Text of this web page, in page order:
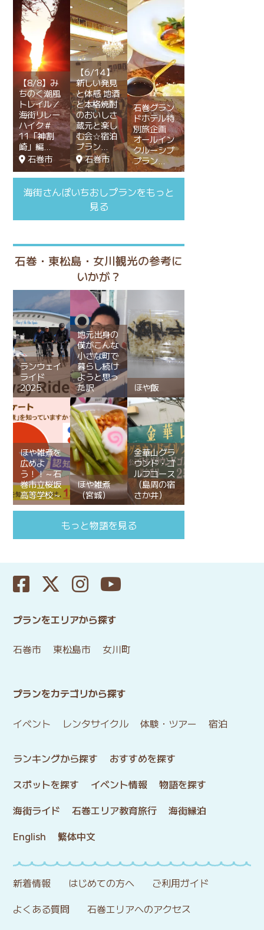
【8/8】み
ちのく潮風
トレイル／
海街リレー
ハイク＃
11「神割
崎」編
石巻市
【6/14】
新しい発見
と体感 地酒
と本格焼酎
のおいしさ
蔵元と楽し
む会☆宿泊
プラン
石巻市
石巻グラン
ドホテル特
別旅企画
オールイン
クルーシブ
プラン
海街さんぽいちおしプランをもっと
見る
石巻・東松島・女川観光の参考に
いかが？
ランウェイ
ライド
2025
地元出身の
僕がこんな
小さな町で
暮らし続け
ようと思っ
た訳
ほや飯
ほや雑煮を
広めよ
う！！～石
巻市立桜坂
高等学校～
ほや雑煮
（宮城）
金華山グラ
ウンド・ゴ
ルフコース
（島周の宿
さか井）
もっと物語を見る
プランをエリアから探す
石巻市 東松島市 女川町
プランをカテゴリから探す
イベント レンタサイクル 体験・ツアー 宿泊
ランキングから探す
おすすめを探す
スポットを探す
イベント情報
物語を探す
海街ライド
石巻エリア教育旅行
海街縁泊
English
繁体中文
新着情報 はじめての方へ
ご利用ガイド
よくある質問
石巻エリアへのアクセス